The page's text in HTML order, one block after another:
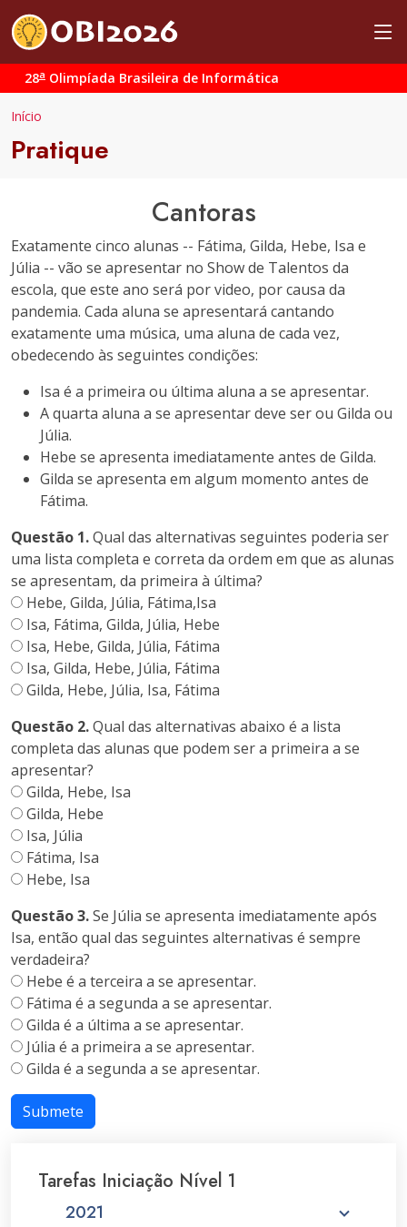
28a Olimpíada Brasileira de Informática
Início
Pratique
Cantoras
Exatamente cinco alunas -- Fátima, Gilda, Hebe, Isa e
Júlia -- vão se apresentar no Show de Talentos da
escola, que este ano será por video, por causa da
pandemia. Cada aluna se apresentará cantando
exatamente uma música, uma aluna de cada vez,
obedecendo às seguintes condições:
Isa é a primeira ou última aluna a se apresentar.
A quarta aluna a se apresentar deve ser ou Gilda ou
Júlia.
Hebe se apresenta imediatamente antes de Gilda.
Gilda se apresenta em algum momento antes de
Fátima.
Questão 1.Qual das alternativas seguintes poderia ser
uma lista completa e correta da ordem em que as alunas
se apresentam, da primeira à última?
Hebe, Gilda, Júlia, Fátima,Isa
Isa, Fátima, Gilda, Júlia, Hebe
Isa, Hebe, Gilda, Júlia, Fátima
Isa, Gilda, Hebe, Júlia, Fátima
Gilda, Hebe, Júlia, Isa, Fátima
Questão 2.Qual das alternativas abaixo é a lista
completa das alunas que podem ser a primeira a se
apresentar?
Gilda, Hebe, Isa
Gilda, Hebe
Isa, Júlia
Fátima, Isa
Hebe, Isa
Questão 3.Se Júlia se apresenta imediatamente após
Isa, então qual das seguintes alternativas é sempre
verdadeira?
Hebe é a terceira a se apresentar.
Fátima é a segunda a se apresentar.
Gilda é a última a se apresentar.
Júlia é a primeira a se apresentar.
Gilda é a segunda a se apresentar.
Submete
Tarefas Iniciação Nível 1
2021